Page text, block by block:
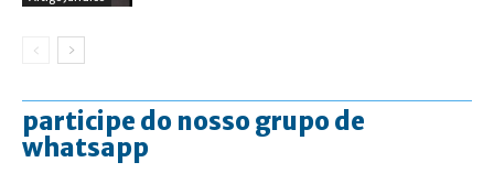
participe do nosso grupo de
whatsapp